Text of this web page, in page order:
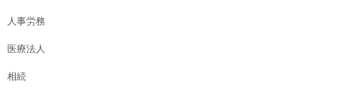
人事労務
医療法人
相続